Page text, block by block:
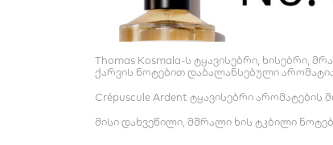
Thomas Kosmala-ს ტყავისებრი, ხისებრი,
ქარვის ნოტებით დაბალანსებული
Crépuscule Ardent ტყავისებრი
მისი დახვეწილი, მშრალი ხის ტკბილი